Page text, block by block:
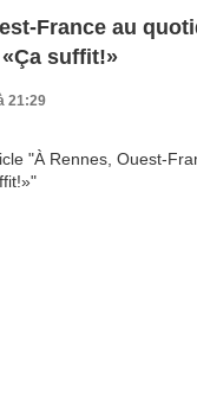
France au
suffit!»
21:29